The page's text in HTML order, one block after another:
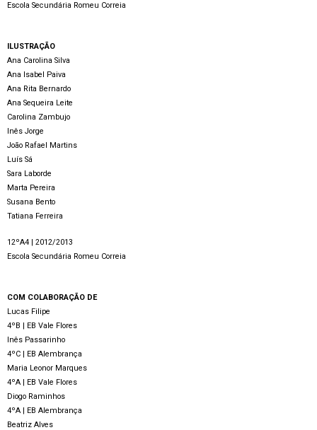
Escola Secundária Romeu Correia
ILUSTRAÇÃO
Ana Carolina Silva
Ana Isabel Paiva
Ana Rita Bernardo
Ana Sequeira Leite
Carolina Zambujo
Inês Jorge
João Rafael Martins
Luís Sá
Sara Laborde
Marta Pereira
Susana Bento
Tatiana Ferreira
12ºA4 | 2012/2013
Escola Secundária Romeu Correia
COM COLABORAÇÃO DE
Lucas Filipe
4ºB | EB Vale Flores
Inês Passarinho
4ºC | EB Alembrança
Maria Leonor Marques
4ºA | EB Vale Flores
Diogo Raminhos
4ºA | EB Alembrança
Beatriz Alves